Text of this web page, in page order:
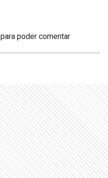
para poder comentar